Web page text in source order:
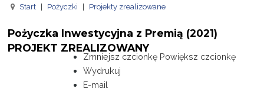
Pożyczki
Start Pożyczki Projekty zrealizowane
Pożyczka Inwestycyjna z Premią (2021)
PROJEKT ZREALIZOWANY
Zmniejsz czcionkę Powiększ czcionkę
Wydrukuj
E-mail